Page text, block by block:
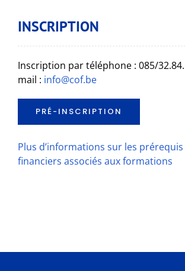
INSCRIPTION
Inscription par téléphone : 085/
mail : info@cof.be
PRÉ-INSCRIPTION
Plus d’informations sur les
financiers associés aux formations